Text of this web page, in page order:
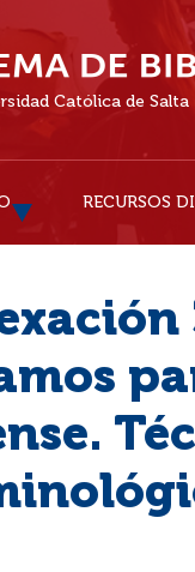
Católica de Salta
RECURSOS